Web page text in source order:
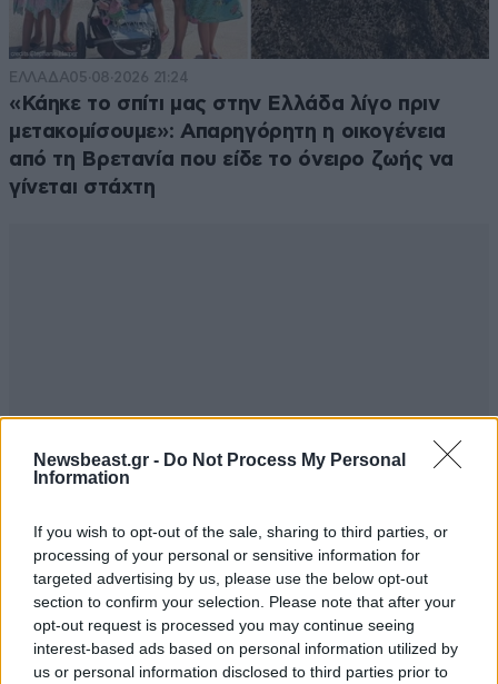
Newsbeast.gr - Do Not Process My Personal
Information
If you wish to opt-out of the sale, sharing to third parties, or
processing of your personal or sensitive information for
targeted advertising by us, please use the below opt-out
section to confirm your selection. Please note that after your
opt-out request is processed you may continue seeing
interest-based ads based on personal information utilized by
us or personal information disclosed to third parties prior to
ΕΛΛΑΔΑ05·08·2026 21:24
«Κάηκε το σπίτι μας στην Ελλάδα λίγο πριν
μετακομίσουμε»: Απαρηγόρητη η οικογένεια
από τη Βρετανία που είδε το όνειρο ζωής να
γίνεται στάχτη